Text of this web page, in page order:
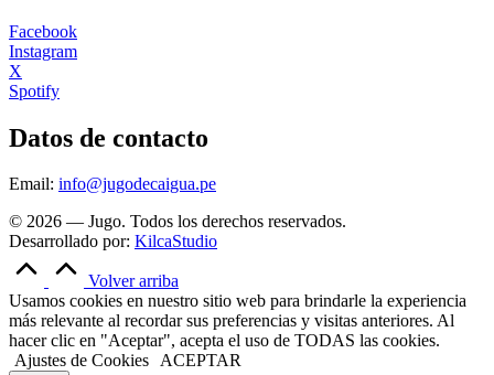
Facebook
Instagram
X
Spotify
Datos de contacto
Email: info@jugodecaigua.pe
© 2026 — Jugo. Todos los derechos reservados.
Desarrollado por: KilcaStudio
Volver arriba
Usamos cookies en nuestro sitio web para brindarle la experiencia
más relevante al recordar sus preferencias y visitas anteriores. Al
hacer clic en "Aceptar", acepta el uso de TODAS las cookies.
Ajustes de Cookies ACEPTAR